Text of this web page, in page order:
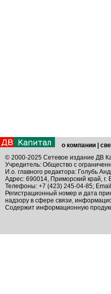
о компании
© 2000-2025 Сетевое издание ДВ
Учредитель: Общество с
И.о. главного редактора: Голубь
Адрес: 690014, Приморский край, г.
Телефоны: +7 (423) 245-04-85;
Регистрационный номер и дата
надзору в сфере связи,
Содержит информационную